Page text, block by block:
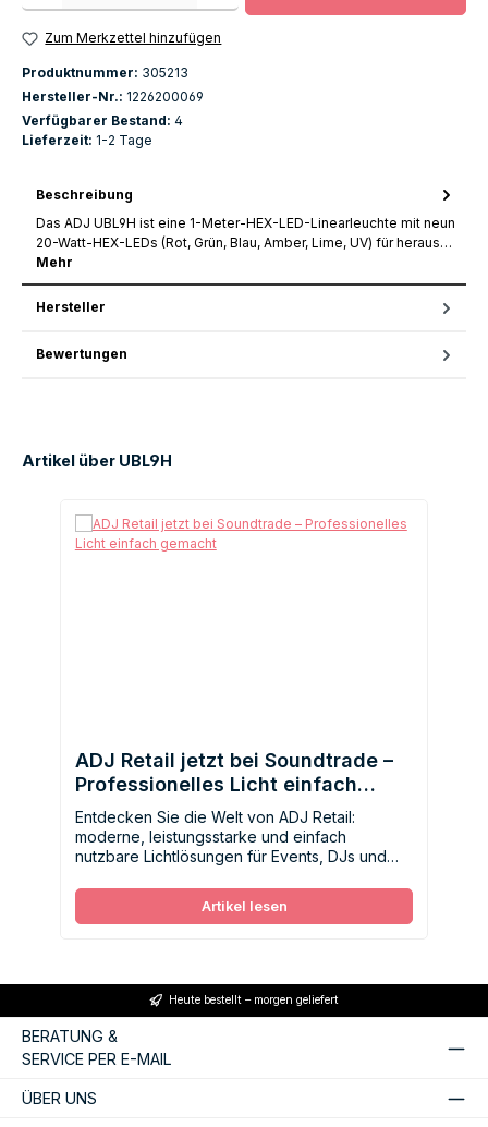
Zum Merkzettel hinzufügen
Produktnummer: 305213
Hersteller-Nr.: 1226200069
Verfügbarer Bestand: 4
Lieferzeit: 1-2 Tage
Beschreibung
Das ADJ UBL9H ist eine 1-Meter-HEX-LED-Linearleuchte mit neun
20-Watt-HEX-LEDs (Rot, Grün, Blau, Amber, Lime, UV) für heraus…
Mehr
Hersteller
Bewertungen
Artikel über UBL9H
ADJ Retail jetzt bei Soundtrade –
Professionelles Licht einfach
gemacht
Entdecken Sie die Welt von ADJ Retail:
moderne, leistungsstarke und einfach
nutzbare Lichtlösungen für Events, DJs und
Artikel lesen
Heute bestellt – morgen geliefert
BERATUNG &
SERVICE PER E-MAIL
ÜBER UNS